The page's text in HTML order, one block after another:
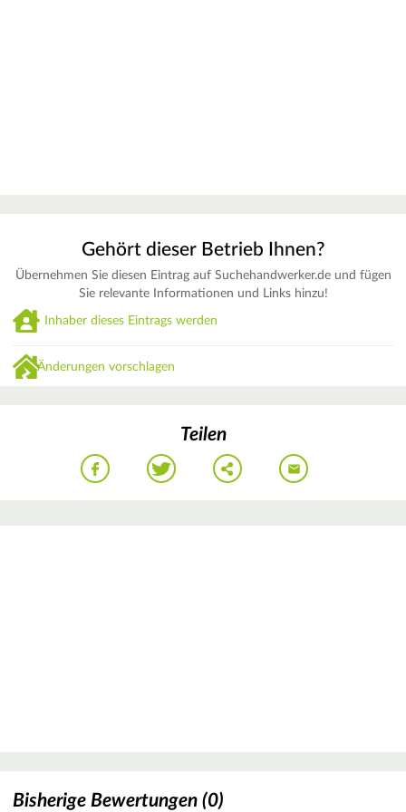
Gehört dieser Betrieb Ihnen?
Übernehmen Sie diesen Eintrag auf Suchehandwerker.de und fügen
Sie relevante Informationen und Links hinzu!
Inhaber dieses Eintrags werden
Änderungen vorschlagen
Teilen
Bisherige Bewertungen (0)